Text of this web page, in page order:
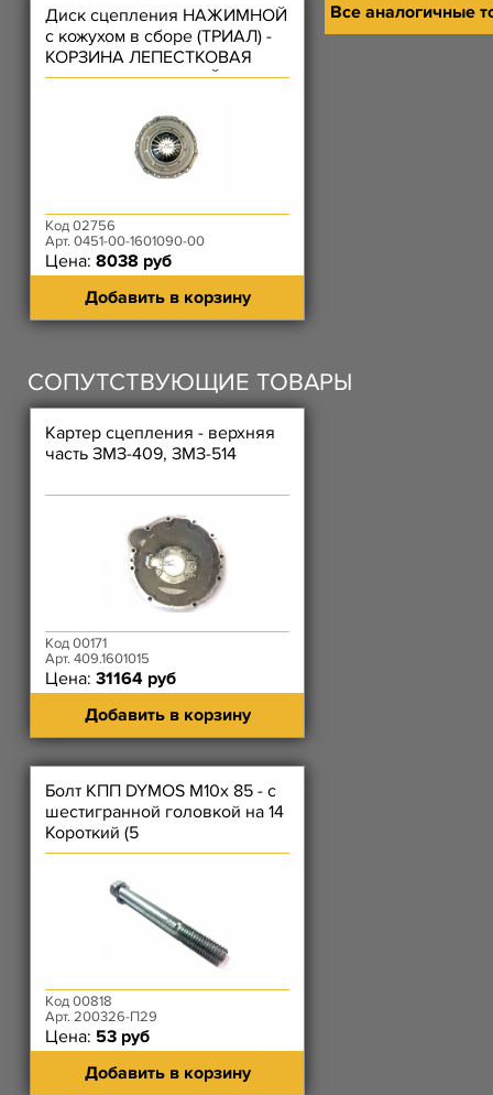
Диск сцепления НАЖИМНОЙ
с кожухом в сборе (ТРИАЛ) -
КОРЗИНА ЛЕПЕСТКОВАЯ
ВМЕСТО РЫЧАЖНОЙ
Код 02756
Арт. 0451-00-1601090-00
Цена: 8038 руб
Добавить в корзину
Все аналогичные
СОПУТСТВУЮЩИЕ ТОВАРЫ
Картер сцепления - верхняя
часть ЗМЗ-409, ЗМЗ-514
Код 00171
Арт. 409.1601015
Цена: 31164 руб
Добавить в корзину
Болт КПП DYMOS М10х 85 - с
шестигранной головкой на 14
Короткий (5
Код 00818
Арт. 200326-П29
Цена: 53 руб
Добавить в корзину